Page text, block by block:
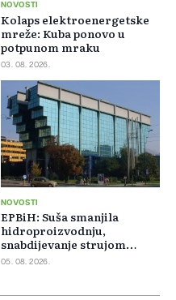
NOVOSTI
Kolaps elektroenergetske
mreže: Kuba ponovo u
potpunom mraku
03. 08. 2026.
NOVOSTI
EPBiH: Suša smanjila
hidroproizvodnju,
snabdijevanje strujom
ostaje stabilno
05. 08. 2026.